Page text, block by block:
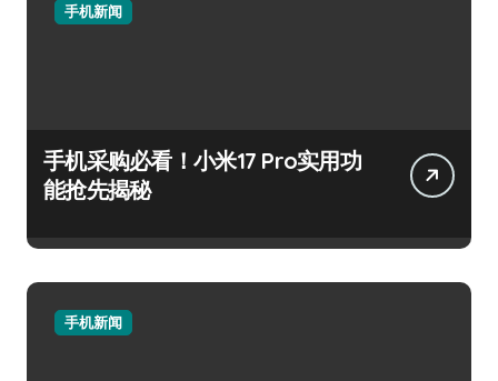
手机新闻
手机采购必看！小米17 Pro实用功
能抢先揭秘
手机新闻